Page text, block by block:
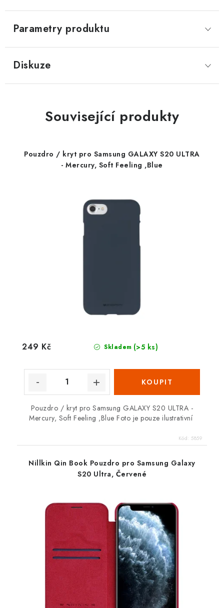
Parametry produktu
Diskuze
Související produkty
Pouzdro / kryt pro Samsung GALAXY S20 ULTRA
- Mercury, Soft Feeling ,Blue
Skladem (>5 ks)
249 Kč
Pouzdro / kryt pro Samsung GALAXY S20 ULTRA -
Mercury, Soft Feeling ,Blue Foto je pouze ilustrativní
Kód: 5859
Nillkin Qin Book Pouzdro pro Samsung Galaxy
S20 Ultra, Červené